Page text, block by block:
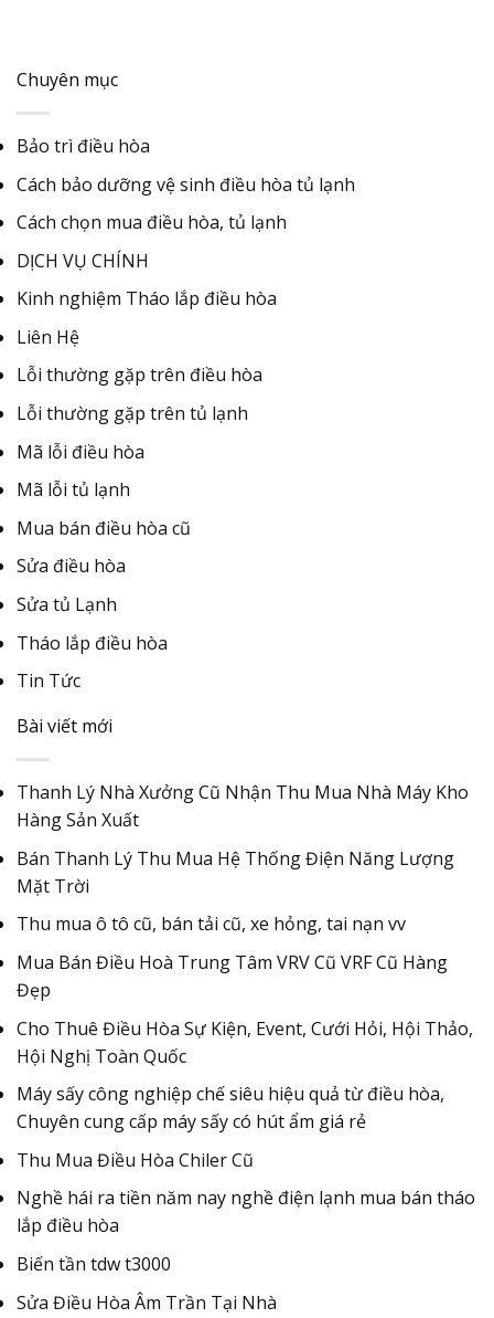
Chuyên mục
Bảo trì điều hòa
Cách bảo dưỡng vệ sinh điều hòa tủ lạnh
Cách chọn mua điều hòa, tủ lạnh
DỊCH VỤ CHÍNH
Kinh nghiệm Tháo lắp điều hòa
Liên Hệ
Lỗi thường gặp trên điều hòa
Lỗi thường gặp trên tủ lạnh
Mã lỗi điều hòa
Mã lỗi tủ lạnh
Mua bán điều hòa cũ
Sửa điều hòa
Sửa tủ Lạnh
Tháo lắp điều hòa
Tin Tức
Bài viết mới
Thanh Lý Nhà Xưởng Cũ Nhận Thu Mua Nhà Máy Kho
Hàng Sản Xuất
Bán Thanh Lý Thu Mua Hệ Thống Điện Năng Lượng
Mặt Trời
Thu mua ô tô cũ, bán tải cũ, xe hỏng, tai nạn vv
Mua Bán Điều Hoà Trung Tâm VRV Cũ VRF Cũ Hàng
Đẹp
Cho Thuê Điều Hòa Sự Kiện, Event, Cưới Hỏi, Hội Thảo,
Hội Nghị Toàn Quốc
Máy sấy công nghiệp chế siêu hiệu quả từ điều hòa,
Chuyên cung cấp máy sấy có hút ẩm giá rẻ
Thu Mua Điều Hòa Chiler Cũ
Nghề hái ra tiền năm nay nghề điện lạnh mua bán tháo
lắp điều hòa
Biến tần tdw t3000
Sửa Điều Hòa Âm Trần Tại Nhà